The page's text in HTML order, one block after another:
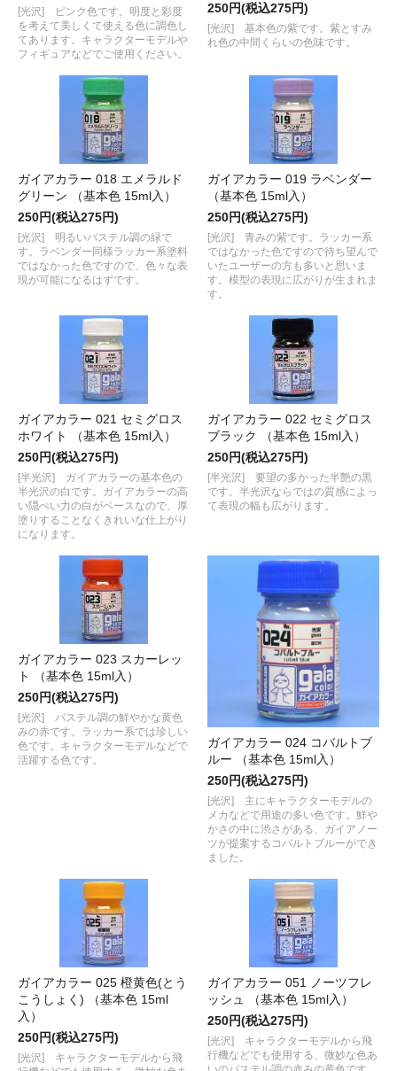
[光沢] ピンク色です。明度と彩度
を考えて美しくて使える色に調色し
てあります。キャラクターモデルや
フィギュアなどでご使用ください。
250円(税込275円)
[光沢] 基本色の紫です。紫とすみ
れ色の中間くらいの色味です。
ガイアカラー 018 エメラルド
グリーン （基本色 15ml入）
250円(税込275円)
[光沢] 明るいパステル調の緑で
す。ラベンダー同様ラッカー系塗料
ではなかった色ですので、色々な表
現が可能になるはずです。
ガイアカラー 019 ラベンダー
（基本色 15ml入）
250円(税込275円)
[光沢] 青みの紫です。ラッカー系
ではなかった色ですので待ち望んで
いたユーザーの方も多いと思いま
す。模型の表現に広がりが生まれま
す。
ガイアカラー 021 セミグロス
ホワイト （基本色 15ml入）
250円(税込275円)
[半光沢] ガイアカラーの基本色の
半光沢の白です。ガイアカラーの高
い隠ぺい力の白がベースなので、厚
塗りすることなくきれいな仕上がり
になります。
ガイアカラー 022 セミグロス
ブラック （基本色 15ml入）
250円(税込275円)
[半光沢] 要望の多かった半艶の黒
です。半光沢ならではの質感によっ
て表現の幅も広がります。
ガイアカラー 023 スカーレッ
ト （基本色 15ml入）
250円(税込275円)
[光沢] パステル調の鮮やかな黄色
みの赤です。ラッカー系では珍しい
色です。キャラクターモデルなどで
活躍する色です。
ガイアカラー 024 コバルトブ
ルー （基本色 15ml入）
250円(税込275円)
[光沢] 主にキャラクターモデルの
メカなどで用途の多い色です。鮮や
かさの中に渋さがある、ガイアノー
ツが提案するコバルトブルーができ
ました。
ガイアカラー 025 橙黄色(とう
こうしょく) （基本色 15ml
入）
250円(税込275円)
[光沢] キャラクターモデルから飛
ガイアカラー 051 ノーツフレ
ッシュ （基本色 15ml入）
250円(税込275円)
[光沢] キャラクターモデルから飛
行機などでも使用する、微妙な色あ